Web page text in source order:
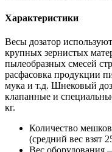
Характеристики
Весы дозатор
крупных зернистых
пылеобразных смесей
расфасовка продукции
мука и т.д. Шнековый
клапанные и
кг.
Количество
(средний вес взят
Вес оборудования